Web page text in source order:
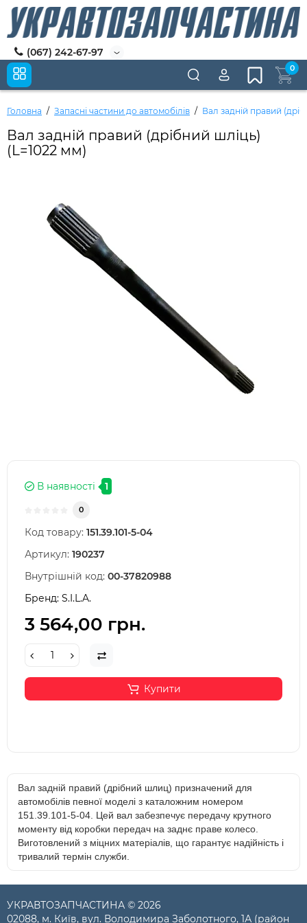
(067) 242-67-97
0
Головна Запасні частини до автомобілів Вал задній правий
Вал задній правий (дрібний шліць)
(L=1022 мм)
В наявності 1
0
Код товару: 151.39.101-5-04
Артикул: 190237
Внутрішній код: 00-37820988
Бренд: S.I.L.A.
3 564,00 грн.
Купити
Вал задній правий (дрібний шлиц) призначений для
автомобілів певної моделі з каталожним номером
151.39.101-5-04. Цей вал забезпечує передачу крутного
моменту від коробки передач на заднє праве колесо.
Виготовлений з міцних матеріалів, що гарантує надійність і
тривалий термін служби.
УКРАВТОЗАПЧАСТИНА © 2026
02088, м. Київ, вул. Володимира Заболотного, 1А (район